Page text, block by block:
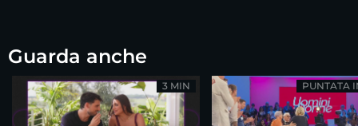
Guarda anche
3 MIN PUNTATA